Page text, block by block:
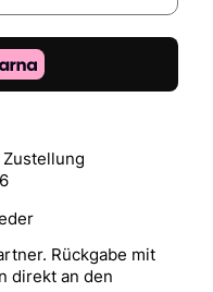
Rückgabe mit
direkt an den